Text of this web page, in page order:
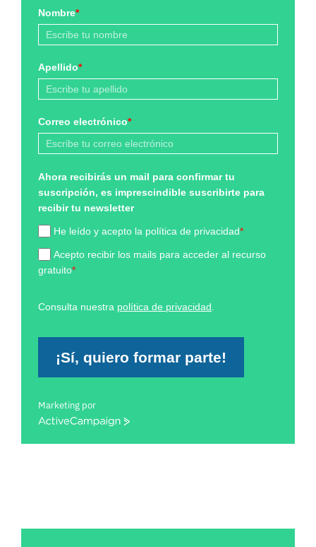
Nombre*
Apellido*
Correo electrónico*
Ahora recibirás un mail para confirmar tu
suscripción, es imprescindible suscribirte para
recibir tu newsletter
He leído y acepto la política de privacidad*
Acepto recibir los mails para acceder al recurso
gratuito*
Consulta nuestra política de privacidad
¡Sí, quiero formar parte!
Marketing por
ActiveCampaign